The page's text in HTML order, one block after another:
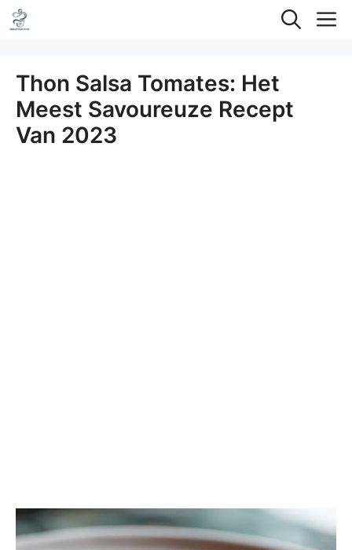
Ga
naar
inhoud
Thon Salsa Tomates: Het
Meest Savoureuze Recept
Van 2023